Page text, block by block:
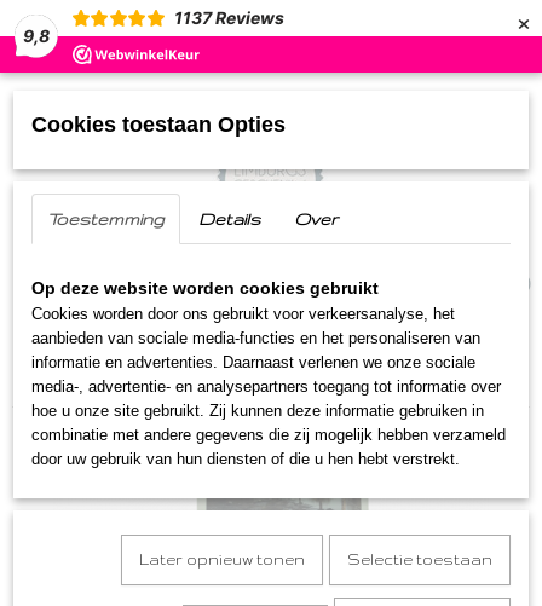
9,8
1137 Reviews ×
(0)
Home >Streekproducten Snoepgoed-koek >
Maaskeitjes
Cookies toestaan Opties
Toestemming Details Over
Op deze website worden cookies gebruikt
Cookies worden door ons gebruikt voor verkeersanalyse, het
aanbieden van sociale media-functies en het personaliseren van
informatie en advertenties. Daarnaast verlenen we onze sociale
media-, advertentie- en analysepartners toegang tot informatie over
hoe u onze site gebruikt. Zij kunnen deze informatie gebruiken in
combinatie met andere gegevens die zij mogelijk hebben verzameld
door uw gebruik van hun diensten of die u hen hebt verstrekt.
Later opnieuw tonen Selectie toestaan